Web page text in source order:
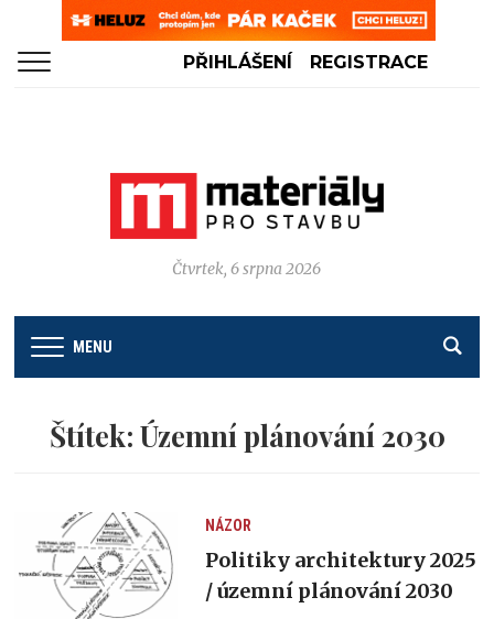
PŘIHLÁŠENÍ REGISTRACE
Čtvrtek, 6 srpna 2026
MENU
Štítek: Územní plánování 2030
NÁZOR
Politiky architektury 2025
/ územní plánování 2030